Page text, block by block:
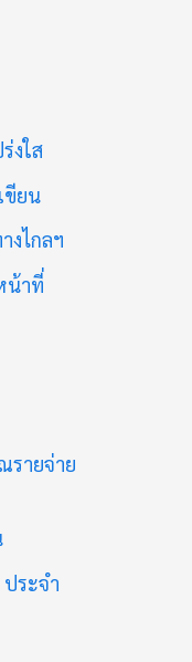
งใส
ขียน
งไกลฯ
น้าที่
รายจ่าย
ระจำ